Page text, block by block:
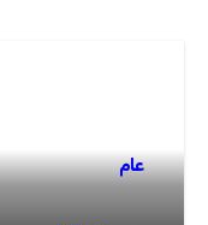
عام